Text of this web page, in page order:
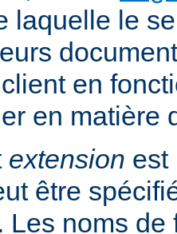
laquelle le
en
en matière
extension est
être
Les noms de